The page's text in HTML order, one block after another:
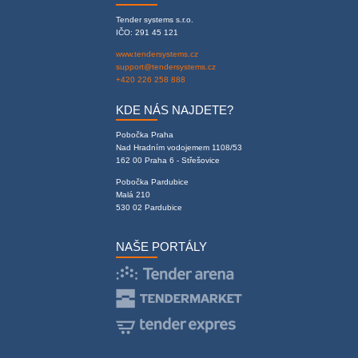
Tender systems s.r.o.
IČO: 291 45 121
www.tendersystems.cz
support@tendersystems.cz
+420 226 258 888
KDE NÁS NAJDETE?
Pobočka Praha
Nad Hradním vodojemem 1108/53
162 00 Praha 6 - Střešovice
Pobočka Pardubice
Malá 210
530 02 Pardubice
NAŠE PORTÁLY